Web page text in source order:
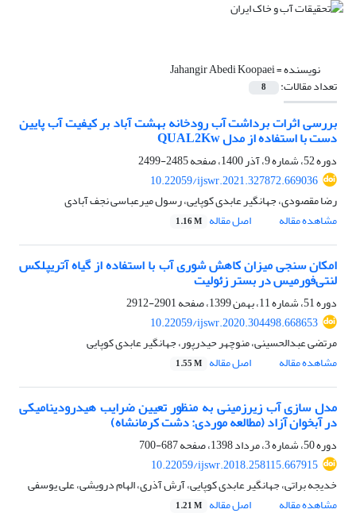
نویسنده =Jahangir Abedi Koopaei
تعداد مقالات: 8
بررسی اثرات برداشت آب رودخانه بهشت آباد بر کیفیت آب پایین
دست با استفاده از مدل QUAL2Kw
دوره 52، شماره 9، آذر 1400، صفحه
2485-2499
10.22059/ijswr.2021.327872.669036
رضا مقصودی، جهانگیر عابدی کوپایی، رسول میرعباسی نجف آبادی
مشاهده مقاله
اصل مقاله 1.16 M
امکان سنجی میزان کاهش شوری آب با استفاده از گیاه آتریپلکس
لنتی‌فورمیس در بستر زئولیت
دوره 51، شماره 11، بهمن 1399، صفحه
2901-2912
10.22059/ijswr.2020.304498.668653
مرتضی عبدالحسینی، منوچهر حیدرپور، جهانگیر عابدی کوپایی
مشاهده مقاله
اصل مقاله 1.55 M
مدل سازی آب زیرزمینی به منظور تعیین ضرایب هیدرودینامیکی
در آبخوان آزاد (مطالعه موردی: دشت کرمانشاه)
دوره 50، شماره 3، مرداد 1398، صفحه
687-700
10.22059/ijswr.2018.258115.667915
خدیجه براتی، جهانگیر عابدی کوپایی، آرش آذری، الهام درویشی، علی یوسفی
مشاهده مقاله
اصل مقاله 1.21 M